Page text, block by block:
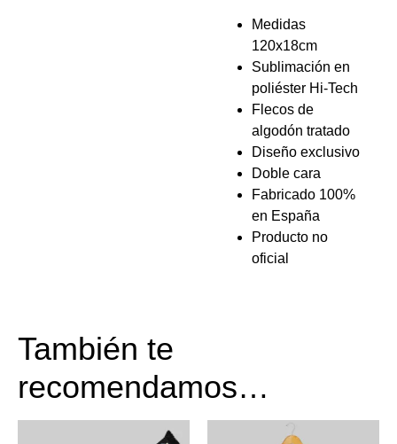
Medidas
120x18cm
Sublimación en
poliéster Hi-Tech
Flecos de
algodón tratado
Diseño exclusivo
Doble cara
Fabricado 100%
en España
Producto no
oficial
También te
recomendamos…